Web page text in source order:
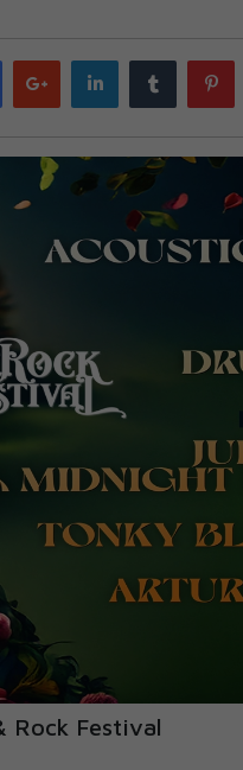
Google
plus
LinkedIn Tumblr
Rock Festival